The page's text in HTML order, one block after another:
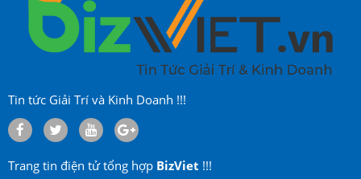
Tin tức Giải Trí và Kinh Doanh !!!
Trang tin điện tử tổng hợp BizViet !!!